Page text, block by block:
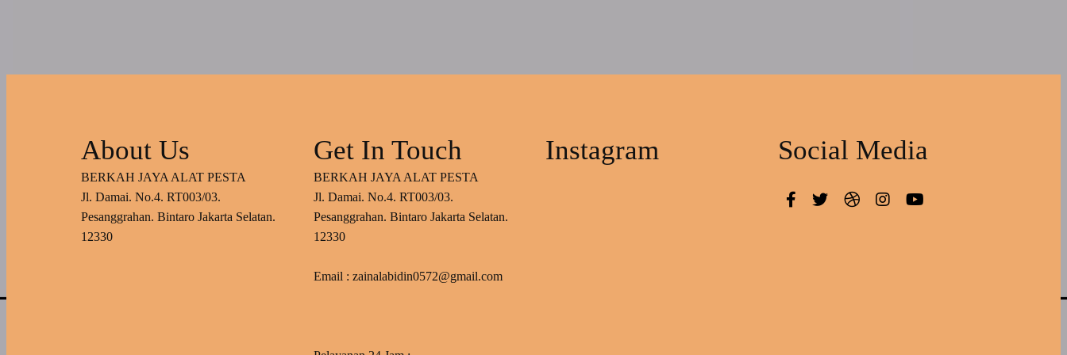
About Us
BERKAH JAYA ALAT PESTA
Jl. Damai. No.4. RT003/03.
Pesanggrahan. Bintaro Jakarta Selatan.
12330
Get In Touch
BERKAH JAYA ALAT PESTA
Jl. Damai. No.4. RT003/03.
Pesanggrahan. Bintaro Jakarta Selatan.
12330
Email : zainalabidin0572@gmail.com
Instagram Social Media